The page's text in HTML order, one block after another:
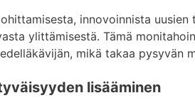
innovoinnista
ylittämisestä. Tämä
mikä takaa pysyvän
lisääminen